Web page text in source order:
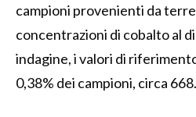
campioni provenienti da
concentrazioni di cobalto al
indagine, i valori di
0,38% dei campioni, circa